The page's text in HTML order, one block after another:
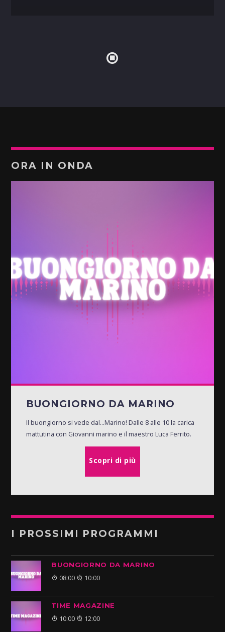
ORA IN ONDA
BUONGIORNO DA MARINO
Il buongiorno si vede dal...Marino! Dalle 8 alle 10 la carica
mattutina con Giovanni marino e il maestro Luca Ferrito.
Scopri di più
I PROSSIMI PROGRAMMI
BUONGIORNO DA MARINO
08:00 10:00
TIME MAGAZINE
10:00 12:00